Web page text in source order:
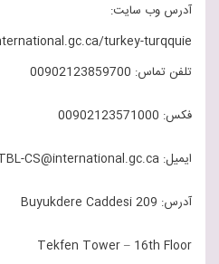
آدرس وب سایت:
turkey-turqquie
تلفن تماس: 00902123859700
فکس: 00902123571000
ایمیل: ISTBL-CS@international.gc.ca
آدرس: 209 Buyukdere Caddesi
Tekfen Tower – 16th Floor